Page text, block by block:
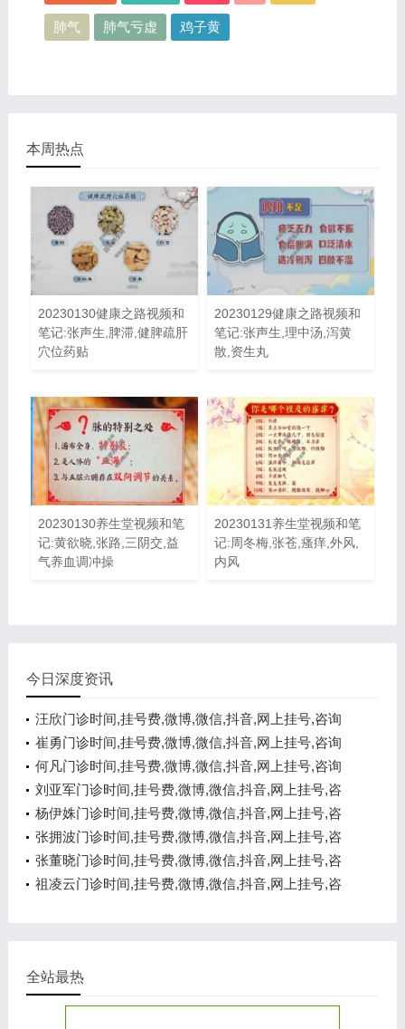
肺气 肺气亏虚 鸡子黄
本周热点
20230130健康之路视频和
笔记:张声生,脾滞,健脾疏肝
穴位药贴
20230129健康之路视频和
笔记:张声生,理中汤,泻黄
散,资生丸
20230130养生堂视频和笔
记:黄欲晓,张路,三阴交,益
气养血调冲操
20230131养生堂视频和笔
记:周冬梅,张苍,瘙痒,外风,
内风
今日深度资讯
汪欣门诊时间,挂号费,微博,微信,抖音,网上挂号,咨询
电话,在线咨询
崔勇门诊时间,挂号费,微博,微信,抖音,网上挂号,咨询
电话,在线咨询
何凡门诊时间,挂号费,微博,微信,抖音,网上挂号,咨询
电话,在线咨询
刘亚军门诊时间,挂号费,微博,微信,抖音,网上挂号,咨
询电话,在线咨询
杨伊姝门诊时间,挂号费,微博,微信,抖音,网上挂号,咨
询电话,在线咨询
张拥波门诊时间,挂号费,微博,微信,抖音,网上挂号,咨
询电话,在线咨询
张董晓门诊时间,挂号费,微博,微信,抖音,网上挂号,咨
询电话,在线咨询
祖凌云门诊时间,挂号费,微博,微信,抖音,网上挂号,咨
全站最热